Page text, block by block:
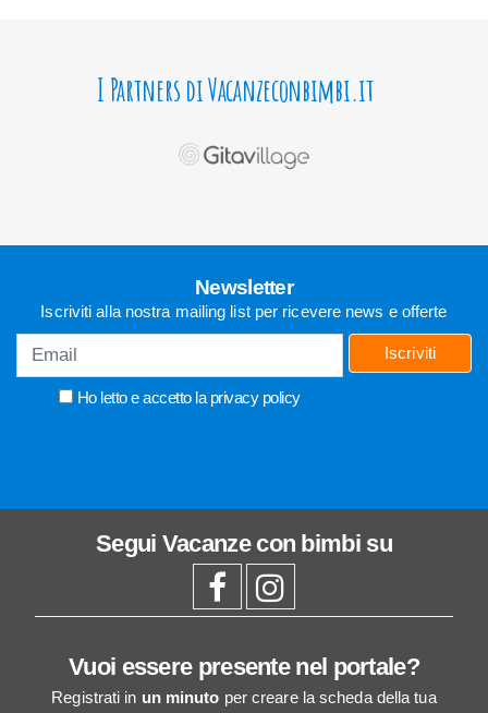
I Partners di Vacanzeconbimbi.it
Newsletter
Iscriviti alla nostra mailing list per ricevere news e offerte
Ho letto e accetto la privacy policy
Iscriviti
Segui Vacanze con bimbi su
Vuoi essere presente nel portale?
Registrati in un minuto per creare la scheda della tua